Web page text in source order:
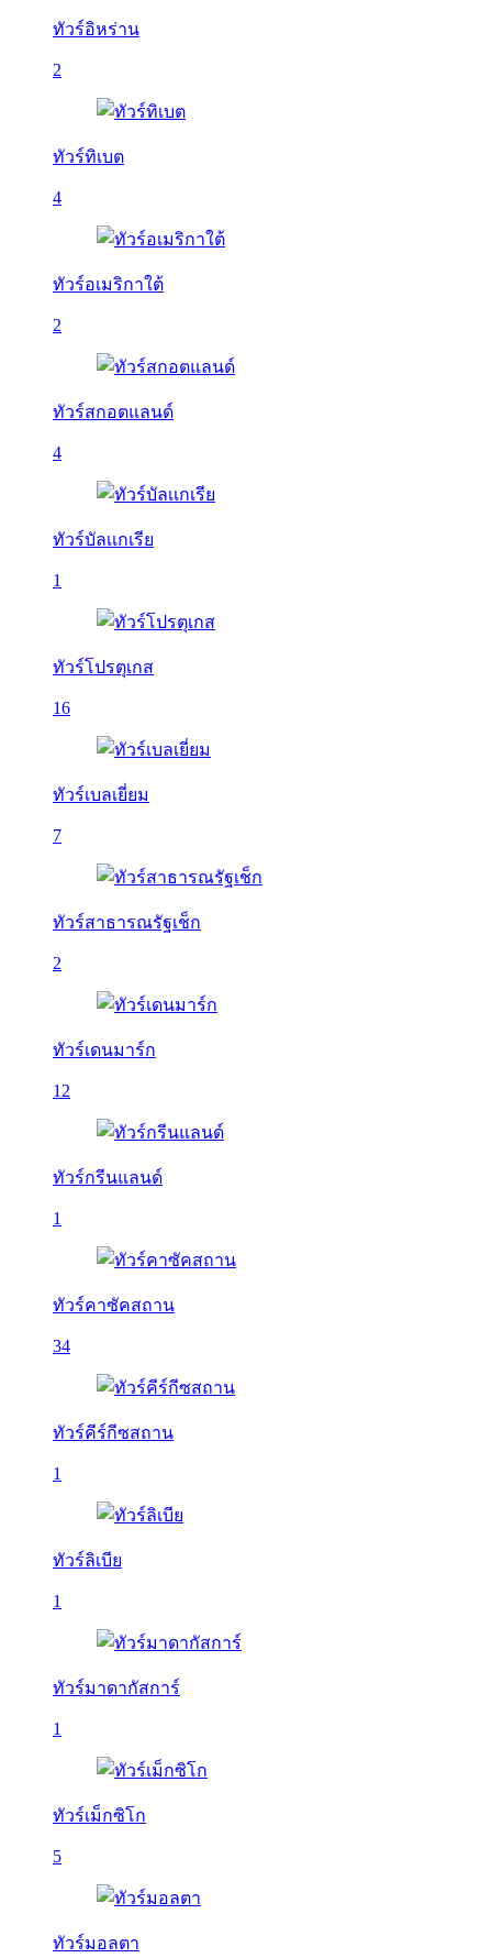
ทัวร์อิหร่าน
2
ทัวร์ทิเบต
4
ทัวร์อเมริกาใต้
2
ทัวร์สกอตแลนด์
4
ทัวร์บัลเเกเรีย
1
ทัวร์โปรตุเกส
16
ทัวร์เบลเยี่ยม
7
ทัวร์สาธารณรัฐเช็ก
2
ทัวร์เดนมาร์ก
12
ทัวร์กรีนแลนด์
1
ทัวร์คาซัคสถาน
34
ทัวร์คีร์กีซสถาน
1
ทัวร์ลิเบีย
1
ทัวร์มาดากัสการ์
1
ทัวร์เม็กซิโก
5
ทัวร์มอลตา